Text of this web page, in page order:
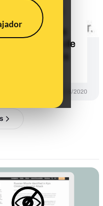
que es
la expulsión de
por "violar a
28/08/2020